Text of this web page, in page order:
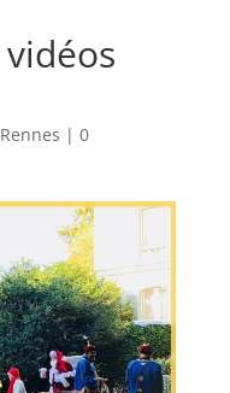
Rennes | 0